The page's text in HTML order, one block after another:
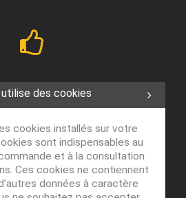
des cookies
cookies installés sur votre
sont indispensables au
et à la consultation
Ces cookies ne contiennent
données à caractère